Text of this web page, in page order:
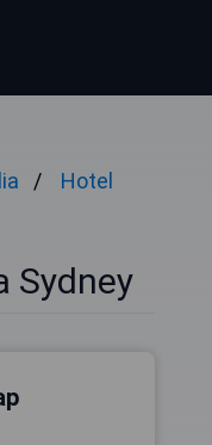
Hotel
Sydney